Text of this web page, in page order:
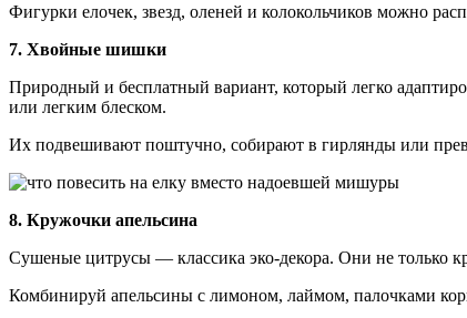
Фигурки елочек, звезд, оленей и колокольчиков можно
7. Хвойные шишки
Природный и бесплатный вариант, который легко
или легким блеском.
Их подвешивают поштучно, собирают в гирлянды или
8. Кружочки апельсина
Сушеные цитрусы — классика эко-декора. Они не только
Комбинируй апельсины с лимоном, лаймом, палочками